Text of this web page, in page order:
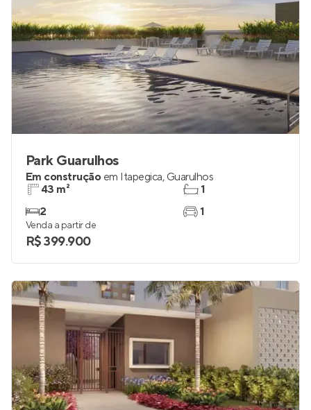
Park Guarulhos
Em construção em Itapegica, Guarulhos
43 m²
2
1
1
Venda a partir de
R$ 399.900